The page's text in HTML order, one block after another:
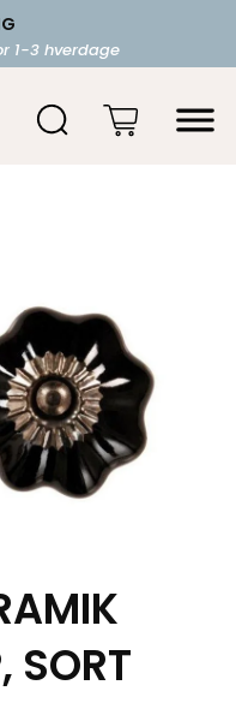
1-3 hverdage
599.-
SORT